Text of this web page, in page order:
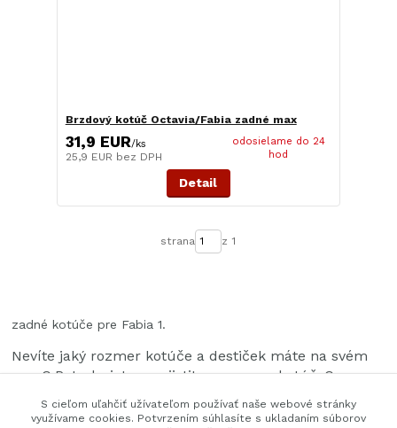
Brzdový kotúč Octavia/Fabia zadné max
31,9 EUR/ks
25,9 EUR bez DPH
odosielame do 24
hod
Detail
strana z 1
zadné kotúče pre Fabia 1.
Nevíte jaký rozmer kotúče a destiček máte na svém
voze? Potrebujete se ujistit o rozmeru kotúče?
Pošlete nám na email VIN vašeho vozu a my vám
S cieľom uľahčiť užívateľom používať naše webové stránky
využívame cookies. Potvrzením súhlasíte s ukladaním súborov